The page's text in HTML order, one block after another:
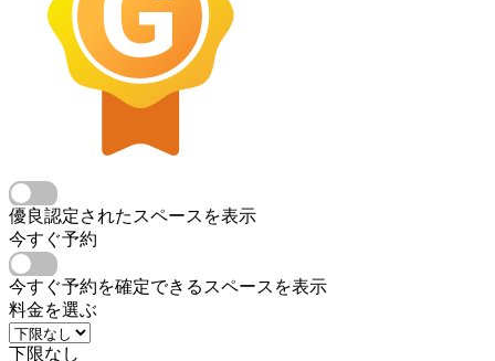
優良認定されたスペースを表示
今すぐ予約
今すぐ予約を確定できるスペースを表示
料金を選ぶ
下限なし